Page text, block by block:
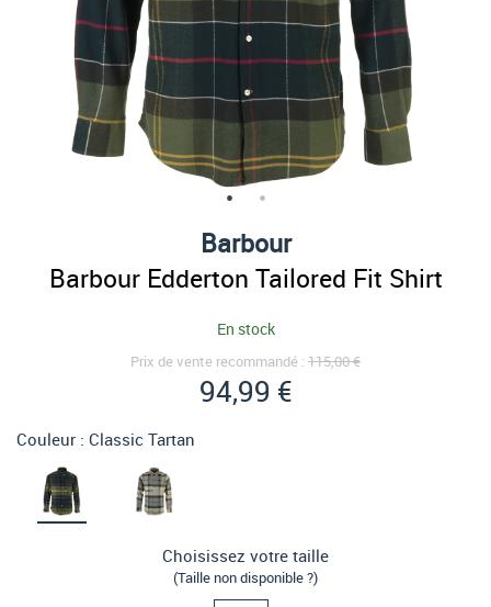
Barbour
Barbour Edderton Tailored Fit Shirt
En stock
Prix de vente recommandé : 115,00 €
94,99 €
Couleur : Classic Tartan
Choisissez votre taille
(Taille non disponible ?)